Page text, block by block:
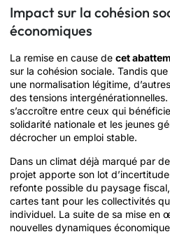
Impact sur la cohésion
économiques
La remise en cause de cet
sur la cohésion sociale. Tandis
une normalisation légitime,
des tensions
s’accroître entre ceux qui
solidarité nationale et les jeunes
décrocher un emploi stable.
Dans un climat déjà marqué par
projet apporte son lot
refonte possible du paysage
cartes tant pour les collectivités
individuel. La suite de sa mise en
nouvelles dynamiques